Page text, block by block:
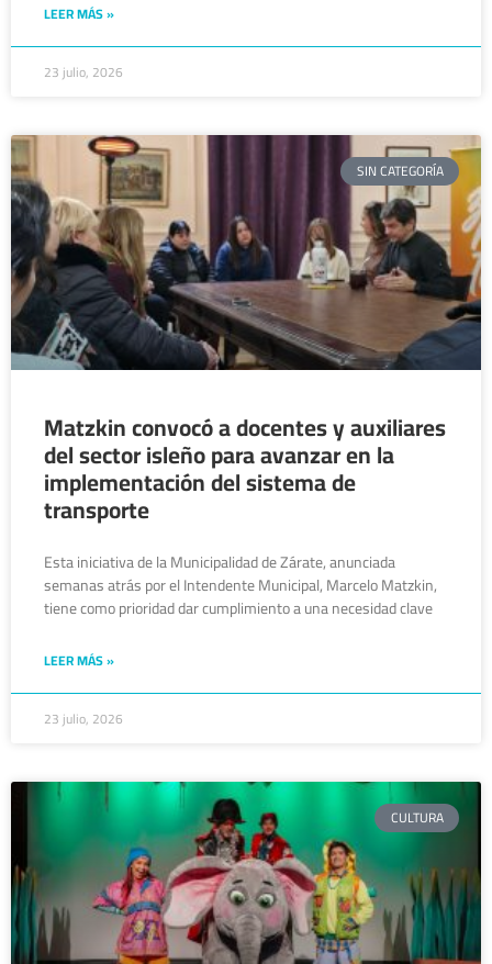
LEER MÁS »
23 julio, 2026
SIN CATEGORÍA
Matzkin convocó a docentes y auxiliares
del sector isleño para avanzar en la
implementación del sistema de
transporte
Esta iniciativa de la Municipalidad de Zárate, anunciada
semanas atrás por el Intendente Municipal, Marcelo Matzkin,
tiene como prioridad dar cumplimiento a una necesidad clave
LEER MÁS »
23 julio, 2026
CULTURA